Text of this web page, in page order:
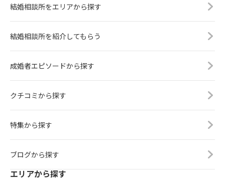
結婚相談所をエリアから探す
結婚相談所を紹介してもらう
成婚者エピソードから探す
クチコミから探す
特集から探す
ブログから探す
エリアから探す